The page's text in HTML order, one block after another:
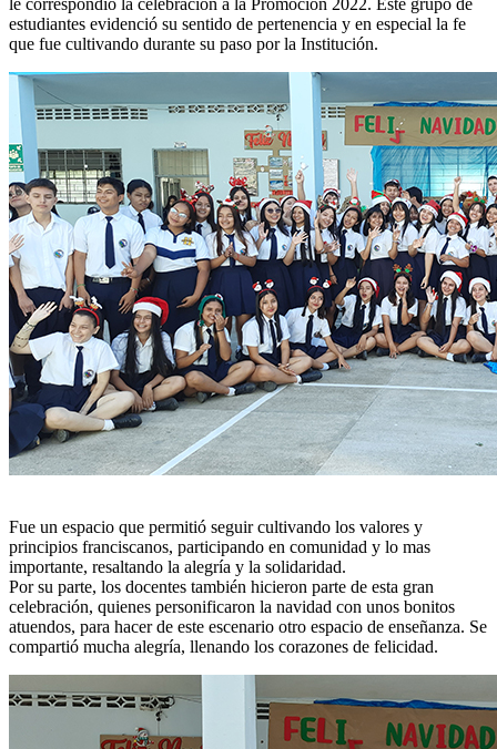
estudiantes evidenció su sentido de pertenencia y en especial la fe
que fue cultivando durante su paso por la Institución.
Fue un espacio que permitió seguir cultivando los valores y
principios franciscanos, participando en comunidad y lo mas
importante, resaltando la alegría y la solidaridad.
Por su parte, los docentes también hicieron parte de esta gran
celebración, quienes personificaron la navidad con unos bonitos
atuendos, para hacer de este escenario otro espacio de enseñanza. Se
compartió mucha alegría, llenando los corazones de felicidad.